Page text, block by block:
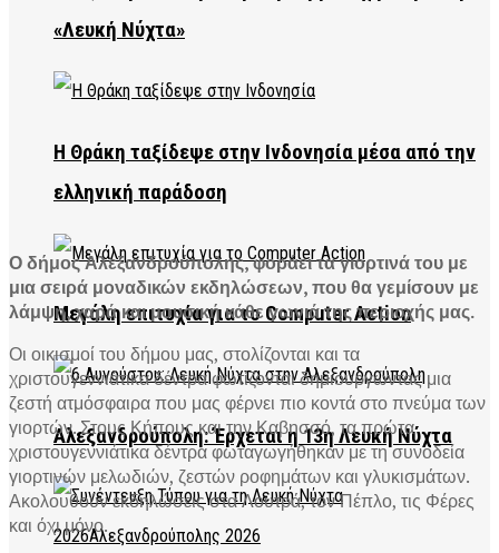
«Λευκή Νύχτα»
Η Θράκη ταξίδεψε στην Ινδονησία μέσα από την
ελληνική παράδοση
Μεγάλη επιτυχία για το Computer Action
Αλεξανδρούπολη: Έρχεται η 13η Λευκή Νύχτα
Ο δήμος Αλεξανδρούπολης, φοράει τα γιορτινά του με
μια σειρά μοναδικών εκδηλώσεων, που θα γεμίσουν με
λάμψη, χαρά και μουσική κάθε γωνιά της περιοχής μας.
Οι οικισμοί του δήμου μας, στολίζονται και τα
χριστουγεννιάτικα δέντρα φωτίζονται δημιουργώντας μια
ζεστή ατμόσφαιρα που μας φέρνει πιο κοντά στο πνεύμα των
γιορτών. Στους Κήπους και την Καβησσό, τα πρώτα
χριστουγεννιάτικα δέντρα φωταγωγήθηκαν με τη συνοδεία
γιορτινών μελωδιών, ζεστών ροφημάτων και γλυκισμάτων.
Ακολουθούν εκδηλώσεις στα Λουτρά, τον Πέπλο, τις Φέρες
και όχι μόνο.